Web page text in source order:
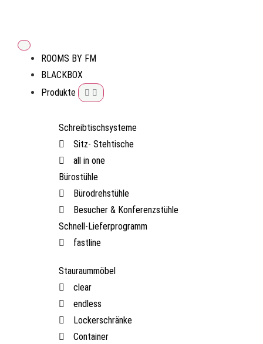
ROOMS BY FM
BLACKBOX
Produkte
Schreibtischsysteme
Sitz- Stehtische
all in one
Bürostühle
Bürodrehstühle
Besucher & Konferenzstühle
Schnell-Lieferprogramm
fastline
Stauraummöbel
clear
endless
Lockerschränke
Container